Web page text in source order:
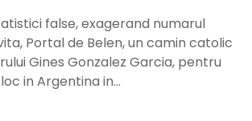
false, exagerand numarul
Portal de Belen, un camin catolic
Gines Gonzalez Garcia, pentru
in Argentina in…